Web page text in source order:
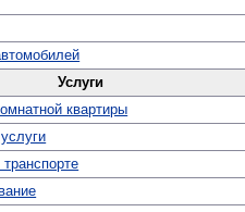
Услуги
квартиры